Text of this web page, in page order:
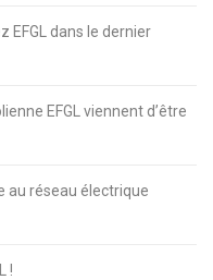
EFGL dans le dernier
EFGL viennent d’être
au réseau électrique
!